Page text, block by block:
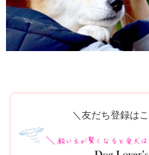
＼友だち登録は